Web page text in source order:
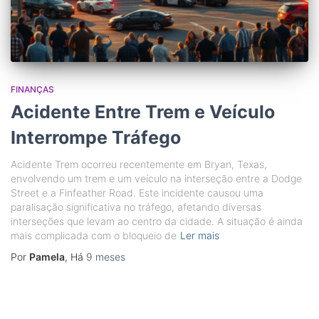
FINANÇAS
Acidente Entre Trem e Veículo
Interrompe Tráfego
Acidente Trem ocorreu recentemente em Bryan, Texas,
envolvendo um trem e um veículo na interseção entre a Dodge
Street e a Finfeather Road. Este incidente causou uma
paralisação significativa no tráfego, afetando diversas
interseções que levam ao centro da cidade. A situação é ainda
mais complicada com o bloqueio de Ler mais
Por Pamela, Há 9 meses